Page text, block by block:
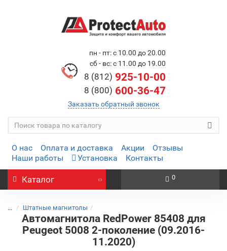
пн - пт: с 10.00 до 20.00
сб - вс: с 11.00 до 19.00
8 (812) 925-10-00
8 (800) 600-36-47
Заказать обратный звонок
О нас Оплата и доставка Акции
Отзывы
Наши работы
Установка Контакты
Каталог 0
... Штатные магнитолы
Автомагнитола RedPower 85408 для
Peugeot 5008 2-поколение (09.2016-
11.2020)